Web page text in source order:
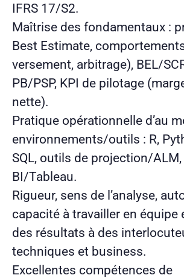
IFRS 17/S2.
Maîtrise des fondamentaux :
Best Estimate,
versement, arbitrage), BEL/
PB/PSP, KPI de pilotage
nette).
Pratique opérationnelle d’au
environnements/outils : R,
SQL, outils de projection/
BI/Tableau.
Rigueur, sens de l’analyse,
capacité à travailler en équipe
des résultats à des
techniques et business.
Excellentes compétences de